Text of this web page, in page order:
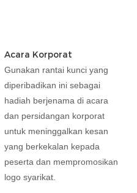
Acara Korporat
Gunakan rantai kunci yang
diperibadikan ini sebagai
hadiah berjenama di acara
dan persidangan korporat
untuk meninggalkan kesan
yang berkekalan kepada
peserta dan mempromosikan
logo syarikat.